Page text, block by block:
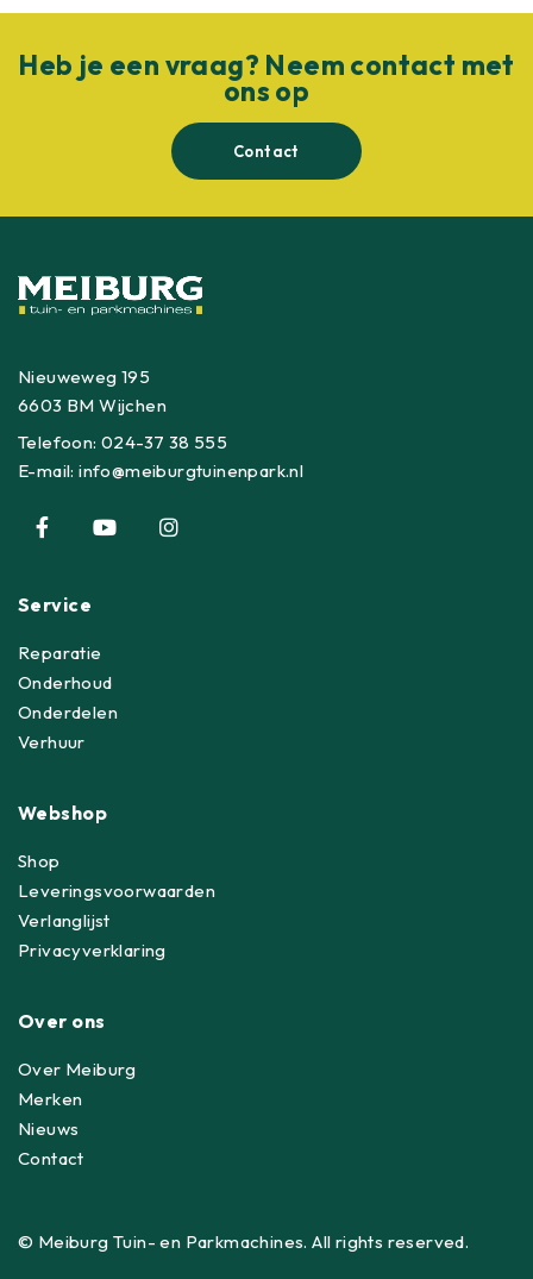
Heb je een vraag? Neem contact met
ons op
Contact
Nieuweweg 195
6603 BM Wijchen
Telefoon:024-37 38 555
E-mail:info@meiburgtuinenpark.nl
Service
Reparatie
Onderhoud
Onderdelen
Verhuur
Webshop
Shop
Leveringsvoorwaarden
Verlanglijst
Privacyverklaring
Over ons
Over Meiburg
Merken
Nieuws
Contact
© Meiburg Tuin- en Parkmachines. All rights reserved.